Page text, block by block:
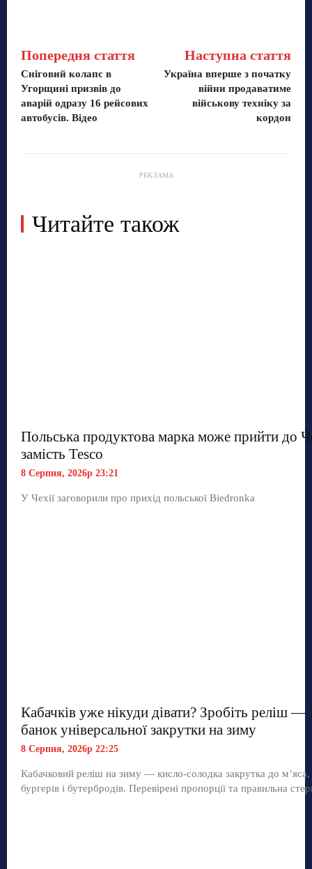
Попередня стаття
Сніговий колапс в
Угорщині призвів до
аварій одразу 16 рейсових
автобусів. Відео
Наступна стаття
Україна вперше з початку
війни продаватиме
військову техніку за
кордон
РЕКЛАМА
Читайте також
Польська продуктова марка може прийти до
замість Tesco
8 Серпня, 2026р 23:21
У Чехії заговорили про прихід польської Biedronka
Кабачків уже нікуди дівати? Зробіть реліш —
банок універсальної закрутки на зиму
8 Серпня, 2026р 22:25
Кабачковий реліш на зиму — кисло-солодка закрутка до м’яса,
бургерів і бутербродів. Перевірені пропорції та правильна